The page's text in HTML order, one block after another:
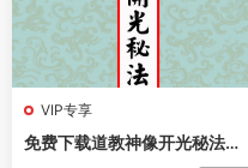
VIP专享
免费下载道教神像开光秘法电